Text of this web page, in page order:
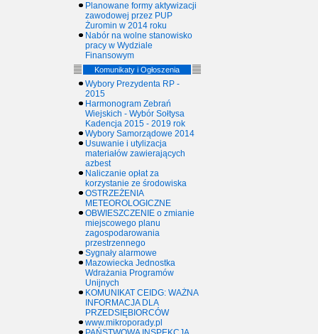
Planowane formy aktywizacji
zawodowej przez PUP
Żuromin w 2014 roku
Nabór na wolne stanowisko
pracy w Wydziale
Finansowym
Komunikaty i Ogłoszenia
Wybory Prezydenta RP -
2015
Harmonogram Zebrań
Wiejskich - Wybór Sołtysa
Kadencja 2015 - 2019 rok
Wybory Samorządowe 2014
Usuwanie i utylizacja
materiałów zawierających
azbest
Naliczanie opłat za
korzystanie ze środowiska
OSTRZEŻENIA
METEOROLOGICZNE
OBWIESZCZENIE o zmianie
miejscowego planu
zagospodarowania
przestrzennego
Sygnały alarmowe
Mazowiecka Jednostka
Wdrażania Programów
Unijnych
KOMUNIKAT CEIDG: WAŻNA
INFORMACJA DLA
PRZEDSIĘBIORCÓW
www.mikroporady.pl